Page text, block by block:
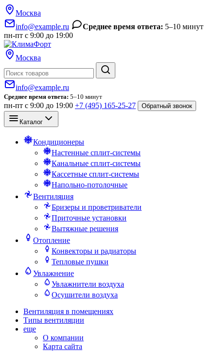
Москва
info@example.ru
Среднее время ответа: 5–10 минут
пн-пт с 9:00 до 19:00
Москва
info@example.ru
Среднее время ответа: 5–10 минут
пн-пт с 9:00 до 19:00 +7 (495) 165-25-27 Обратный звонок
Каталог
Кондиционеры
Настенные сплит-системы
Канальные сплит-системы
Кассетные сплит-системы
Напольно-потолочные
Вентиляция
Бризеры и проветриватели
Приточные установки
Вытяжные решения
Отопление
Конвекторы и радиаторы
Тепловые пушки
Увлажнение
Увлажнители воздуха
Осушители воздуха
Вентиляция в помещениях
Типы вентиляции
еще
О компании
Карта сайта